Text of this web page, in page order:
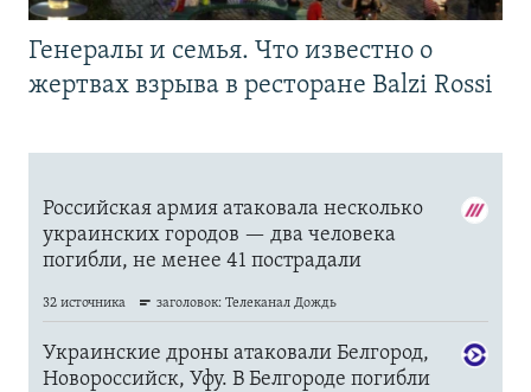
Генералы и семья. Что известно о
жертвах взрыва в ресторане Balzi Rossi